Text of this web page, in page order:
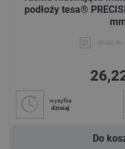
podłoży tesa®
dodaj do
wysyłka
dzisiaj
Do